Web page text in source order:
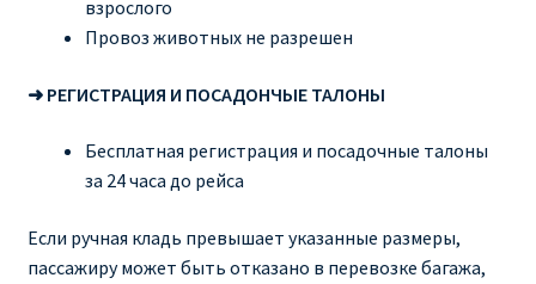
взрослого
Провоз животных не разрешен
➜ РЕГИСТРАЦИЯ И ПОСАДОНЧЫЕ ТАЛОНЫ
Бесплатная регистрация и посадочные талоны
за 24 часа до рейса
Если ручная кладь превышает указанные размеры,
пассажиру может быть отказано в перевозке багажа,